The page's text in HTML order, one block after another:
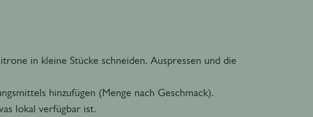
in kleine Stücke schneiden. Auspressen und die
hinzufügen (Menge nach Geschmack).
lokal verfügbar ist.